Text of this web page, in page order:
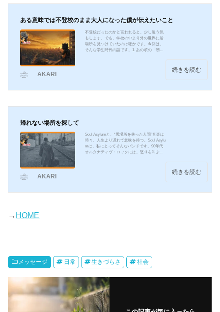
ある意味では不登校のまま大人になった僕が伝えたいこと
不登校だったのかと言われると、少し違う気
もします。でも、学校の中より外の世界に居
場所を見つけていたのは確かです。今回は、
そんな学生時代の話です。1. あの頃の「朝」
る感じがした。中学生になる。勉強を頑張っ
続きを読む
AKARI
帰れない場所を探して
Soul Asylumと、“居場所を失った人間”音楽は
時々、人生より遅れて意味を持つ。Soul Asylu
mは、私にとってそんなバンドです。90年代
オルタナティヴ・ロックには、怒りを叫ぶバ
った。若い頃、「消えてもいい」と思ってい
続きを読む
AKARI
→ HOME
メッセージ 日常 生きづらさ 社会